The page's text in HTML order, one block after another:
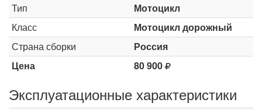
Тип
Мотоцикл
Класс
Мотоцикл дорожный
Страна сборки
Россия
Цена
80 900
Эксплуатационные характеристики